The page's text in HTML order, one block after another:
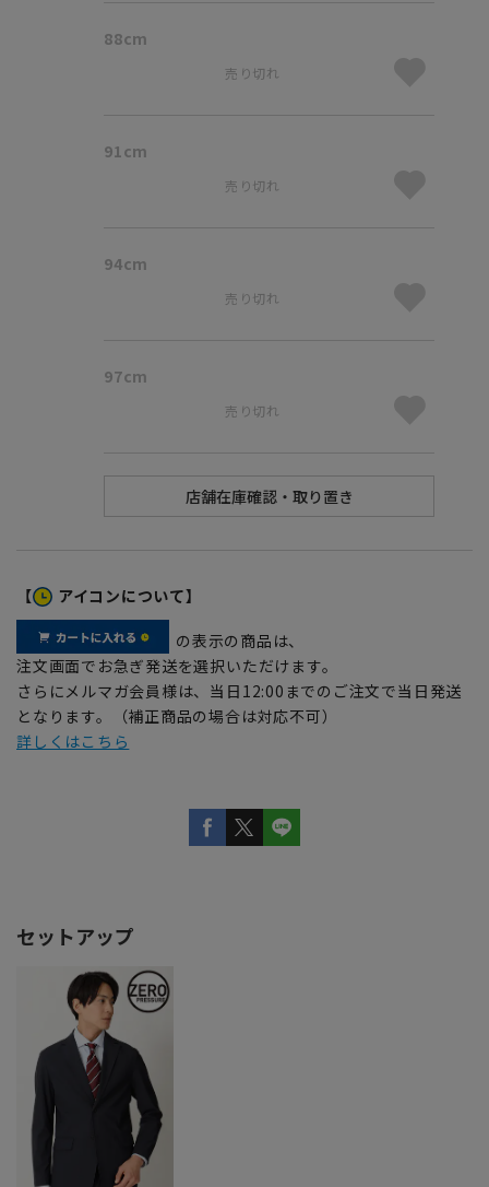
88cm
売り切れ
91cm
売り切れ
94cm
売り切れ
97cm
売り切れ
【 アイコンについて】
の表示の商品は、
注文画面でお急ぎ発送を選択いただけます。
さらにメルマガ会員様は、当日12:00までのご注文で当日発送
となります。（補正商品の場合は対応不可）
詳しくはこちら